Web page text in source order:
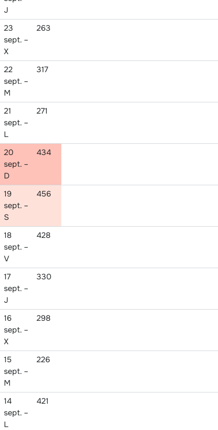
J
23
sept. –
X
263
22
sept. –
M
317
21
sept. –
L
271
20
sept. –
D
434
19
sept. –
S
456
18
sept. –
V
428
17
sept. –
J
330
16
sept. –
X
298
15
sept. –
M
226
14
sept. –
L
421